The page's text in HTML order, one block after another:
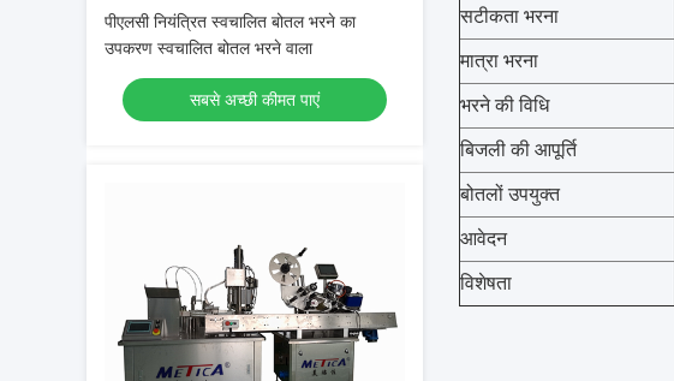
पीएलसी नियंत्रित स्वचालित बोतल भरने का
उपकरण स्वचालित बोतल भरने वाला
सबसे अच्छी कीमत पाएं
सटीकता भरना
मात्रा भरना
भरने की विधि
बिजली की आपूर्ति
बोतलोंउपयुक्त
आवेदन
विशेषता